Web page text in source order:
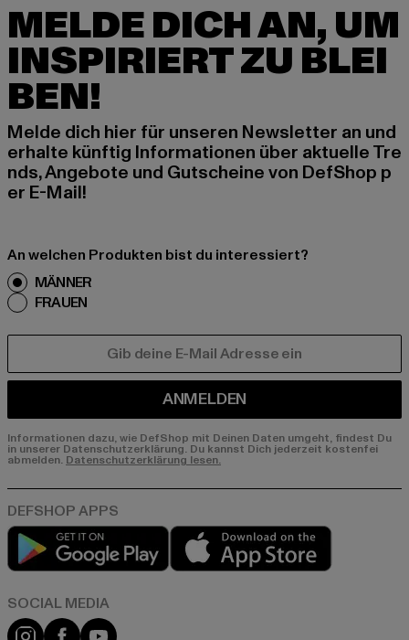
MELDE DICH AN, UM
INSPIRIERT ZU BLEI
BEN!
Melde dich hier für unseren Newsletter an und
erhalte künftig Informationen über aktuelle Tre
nds, Angebote und Gutscheine von DefShop p
er E-Mail!
An welchen Produkten bist du interessiert?
MÄNNER
FRAUEN
ANMELDEN
Informationen dazu, wie DefShop mit Deinen Daten umgeht, findest Du
in unserer Datenschutzerklärung. Du kannst Dich jederzeit kostenfei
abmelden.Datenschutzerklärung lesen.
Play market
Instagram
FacebookYouTube